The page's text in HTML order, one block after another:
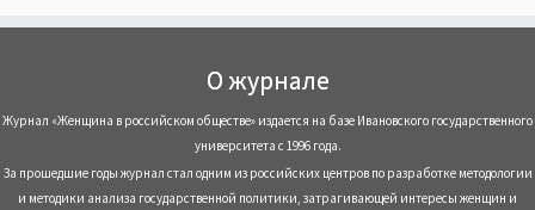
О журнале
Журнал «Женщина в российском обществе» издается на базе Ивановского государственного
университета с 1996 года.
За прошедшие годы журнал стал одним из российских центров по разработке методологии
и методики анализа государственной политики, затрагивающей интересы женщин и